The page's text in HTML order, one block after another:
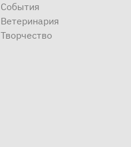
События
Ветеринария
Творчество